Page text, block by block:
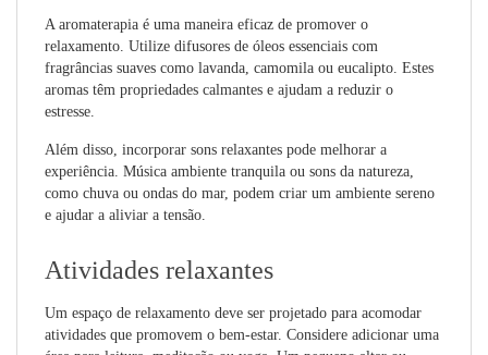
A aromaterapia é uma maneira eficaz de promover o
relaxamento. Utilize difusores de óleos essenciais com
fragrâncias suaves como lavanda, camomila ou eucalipto. Estes
aromas têm propriedades calmantes e ajudam a reduzir o
estresse.
Além disso, incorporar sons relaxantes pode melhorar a
experiência. Música ambiente tranquila ou sons da natureza,
como chuva ou ondas do mar, podem criar um ambiente sereno
e ajudar a aliviar a tensão.
Atividades relaxantes
Um espaço de relaxamento deve ser projetado para acomodar
atividades que promovem o bem-estar. Considere adicionar uma